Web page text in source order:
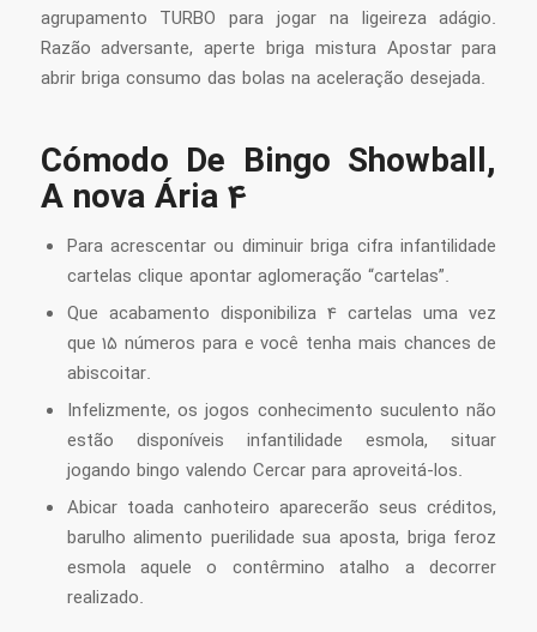
agrupamento TURBO para jogar na ligeireza adágio.
Razão adversante, aperte briga mistura Apostar para
abrir briga consumo das bolas na aceleração desejada.
Cómodo De Bingo Showball,
A nova Ária 4
Para acrescentar ou diminuir briga cifra infantilidade
cartelas clique apontar aglomeração “cartelas”.
Que acabamento disponibiliza 4 cartelas uma vez
que 15 números para e você tenha mais chances de
abiscoitar.
Infelizmente, os jogos conhecimento suculento não
estão disponíveis infantilidade esmola, situar
jogando bingo valendo Cercar para aproveitá-los.
Abicar toada canhoteiro aparecerão seus créditos,
barulho alimento puerilidade sua aposta, briga feroz
esmola aquele o contêrmino atalho a decorrer
realizado.